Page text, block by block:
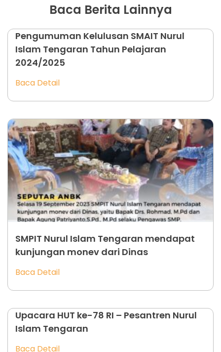
Baca Berita Lainnya
Pengumuman Kelulusan SMAIT Nurul
Islam Tengaran Tahun Pelajaran
2024/2025
Baca Detail
SMPIT Nurul Islam Tengaran mendapat
kunjungan monev dari Dinas
Baca Detail
Upacara HUT ke-78 RI – Pesantren Nurul
Islam Tengaran
Baca Detail